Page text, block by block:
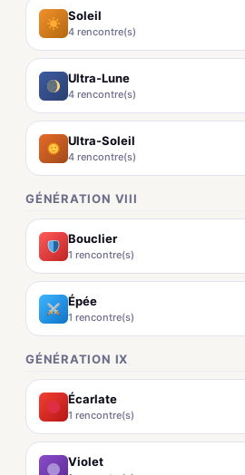
Soleil
4 rencontre(s)
Ultra-Lune
4 rencontre(s)
Ultra-Soleil
4 rencontre(s)
GÉNÉRATION VIII
Bouclier
1 rencontre(s)
Épée
1 rencontre(s)
GÉNÉRATION IX
Écarlate
1 rencontre(s)
Violet